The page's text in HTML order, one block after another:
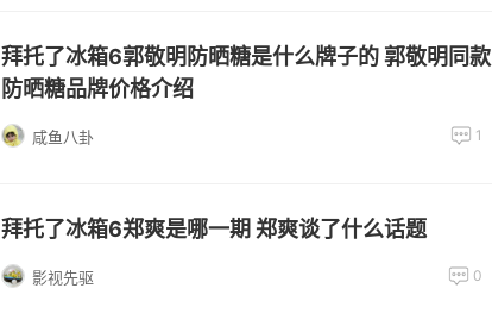
拜托了冰箱6郭敬明防晒糖是什么牌子的 郭敬明同款
防晒糖品牌价格介绍
咸鱼八卦 1
拜托了冰箱6郑爽是哪一期 郑爽谈了什么话题
影视先驱 0